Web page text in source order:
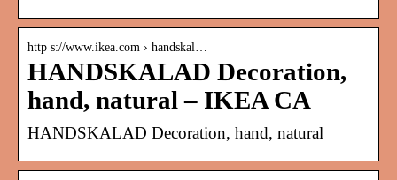
http s://www.ikea.com › handskal…
HANDSKALAD Decoration,
hand, natural – IKEA CA
HANDSKALAD Decoration, hand, natural